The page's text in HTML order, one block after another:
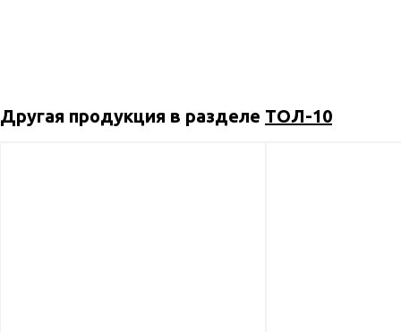
Другая продукция в разделе ТОЛ-10